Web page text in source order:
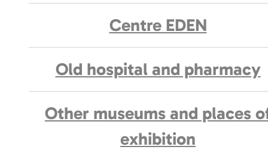
Centre EDEN
Old hospital and pharmacy
Other museums and places
exhibition